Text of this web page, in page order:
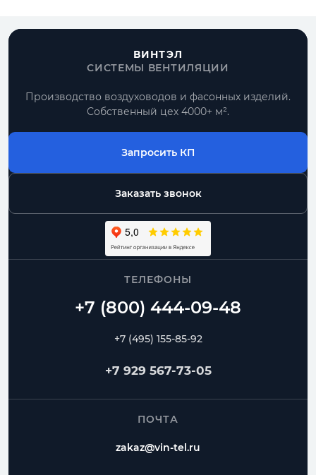
ВИНТЭЛ
СИСТЕМЫ ВЕНТИЛЯЦИИ
Производство воздуховодов и фасонных изделий.
Собственный цех 4000+ м².
Запросить КП
Заказать звонок
ТЕЛЕФОНЫ
+7 (495) 155-85-92
+7 929 567-73-05
ПОЧТА
zakaz@vin-tel.ru